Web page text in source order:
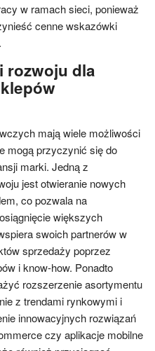
w ramach sieci, ponieważ
cenne wskazówki
rozwoju dla
mają wiele możliwości
mogą przyczynić się do
marki. Jedną z
jest otwieranie nowych
co pozwala na
większych
swoich partnerów w
sprzedaży poprzez
i know-how. Ponadto
rozszerzenie asortymentu
z trendami rynkowymi i
innowacyjnych rozwiązań
czy aplikacje mobilne